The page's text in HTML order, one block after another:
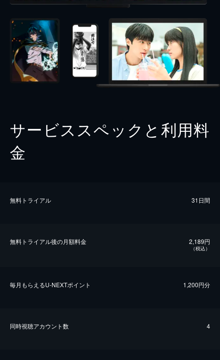
サービススペックと利用料
金
無料トライアル 31日間
無料トライアル後の⽉額料金 2,189円
（税込）
毎⽉もらえるU-NEXTポイント 1,200円分
同時視聴アカウント数 4